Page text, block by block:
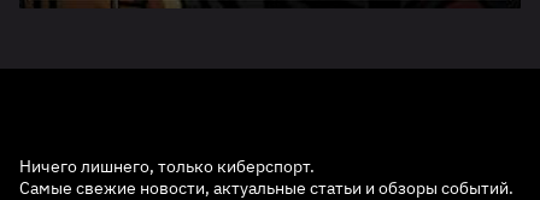
Ничего лишнего, только киберспорт.
Самые свежие новости, актуальные статьи и обзоры событий.